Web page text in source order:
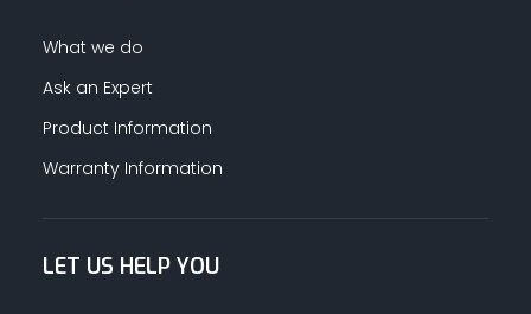
What we do
Ask an Expert
Product Information
Warranty Information
LET US HELP YOU